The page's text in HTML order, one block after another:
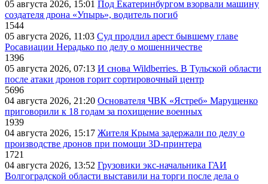
05 августа 2026, 15:01 Под Екатеринбургом взорвали машину
создателя дрона «Упырь», водитель погиб
1544
05 августа 2026, 11:03 Суд продлил арест бывшему главе
Росавиации Нерадько по делу о мошенничестве
1396
05 августа 2026, 07:13 И снова Wildberries. В Тульской области
после атаки дронов горит сортировочный центр
5696
04 августа 2026, 21:20 Основателя ЧВК «Ястреб» Марущенко
приговорили к 18 годам за похищение военных
1939
04 августа 2026, 15:17 Жителя Крыма задержали по делу о
производстве дронов при помощи 3D‑принтера
1721
04 августа 2026, 13:52 Грузовики экс-начальника ГАИ
Волгоградской области выставили на торги после дела о